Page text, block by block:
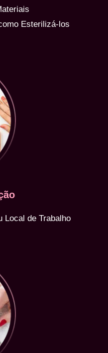
Esterilizá-los
Local de Trabalho